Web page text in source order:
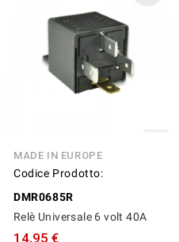
MADE IN EUROPE
Codice Prodotto:
DMR0685R
Relè Universale 6 volt 40A
14,95 €